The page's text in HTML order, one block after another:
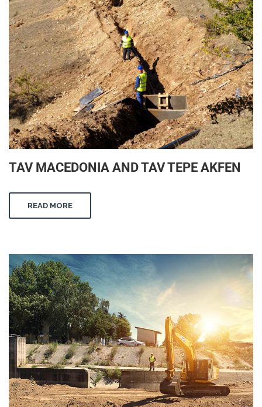
TAV MACEDONIA AND TAV TEPE AKFEN
READ MORE